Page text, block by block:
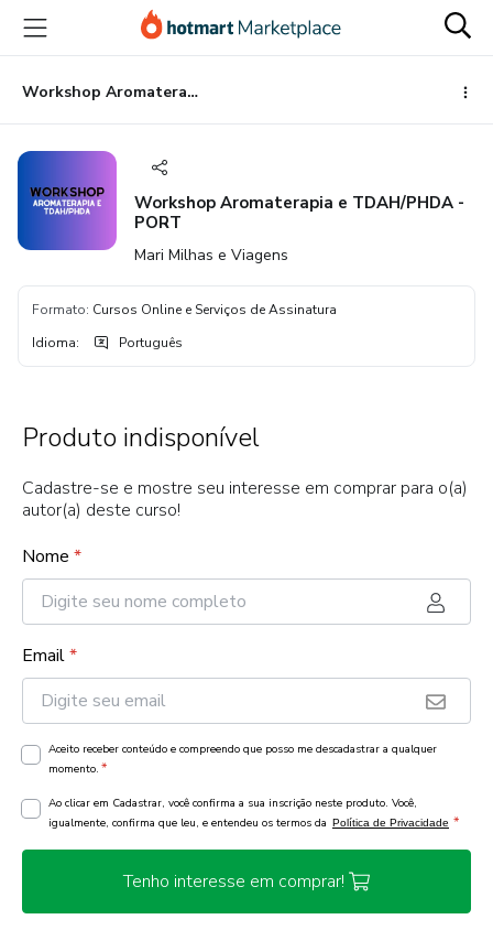
para
conteúdo
principal
para
pagamento
para
rodapé
Workshop Aromaterapia e TDAH/PHDA - PORT
Workshop Aromaterapia e TDAH/PHDA -
PORT
Mari Milhas e Viagens
Formato: Cursos Online e Serviços de Assinatura
Idioma: Português
Produto indisponível
Cadastre-se e mostre seu interesse em comprar para o(a)
autor(a) deste curso!
Nome *
Email*
Aceito receber conteúdo e compreendo que posso me descadastrar a qualquer
momento. *
Ao clicar em Cadastrar, você confirma a sua inscrição neste produto. Você,
igualmente, confirma que leu, e entendeu os termos da Política de Privacidade *
Tenho interesse em comprar!